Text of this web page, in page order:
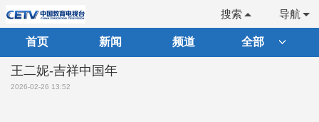
导航
搜索
首页 新闻 频道 全部
王二妮-吉祥中国年
2026-02-26 13:52